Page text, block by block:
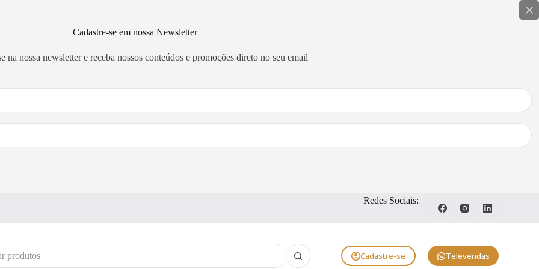
Cadastre-se em nossa Newsletter
na nossa newsletter e receba nossos conteúdos e promoções direto no seu email
Redes Sociais:
Cadastre-se Televendas